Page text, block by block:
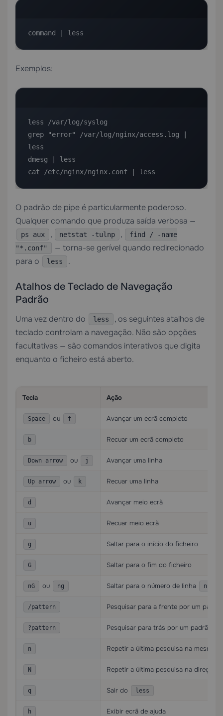
command | less
Exemplos:
less /var/log/syslog
grep "error" /var/log/nginx/access.log |
less
dmesg | less
cat /etc/nginx/nginx.conf | less
O padrão de pipe é particularmente poderoso.
Qualquer comando que produza saída verbosa —
ps aux , netstat -tulnp ,
find / -name
"*.conf"
— torna-se gerível quando redirecionado
para o
less .
Atalhos de Teclado de Navegação
Padrão
Uma vez dentro do less
, os seguintes atalhos de
teclado controlam a navegação. Não são opções
facultativas — são comandos interativos que digita
enquanto o ficheiro está aberto.
Tecla Ação
Space ou f Avançar um ecrã completo
b Recuar um ecrã completo
Down arrow ou j Avançar uma linha
Up arrow ou k Recuar uma linha
d Avançar meio ecrã
u Recuar meio ecrã
g Saltar para o início do ficheiro
G Saltar para o fim do ficheiro
nG ou ng Saltar para o número de linha n
/pattern Pesquisar para a frente por um
?pattern Pesquisar para trás por um padrão
n Repetir a última pesquisa na mesma
N Repetir a última pesquisa na direção
q Sair do less
h Exibir ecrã de ajuda